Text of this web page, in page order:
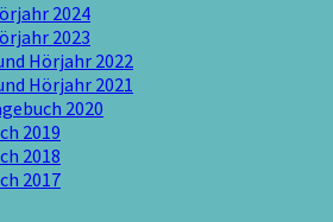
2024
2023
Hörjahr 2022
Hörjahr 2021
2020
2019
2018
2017